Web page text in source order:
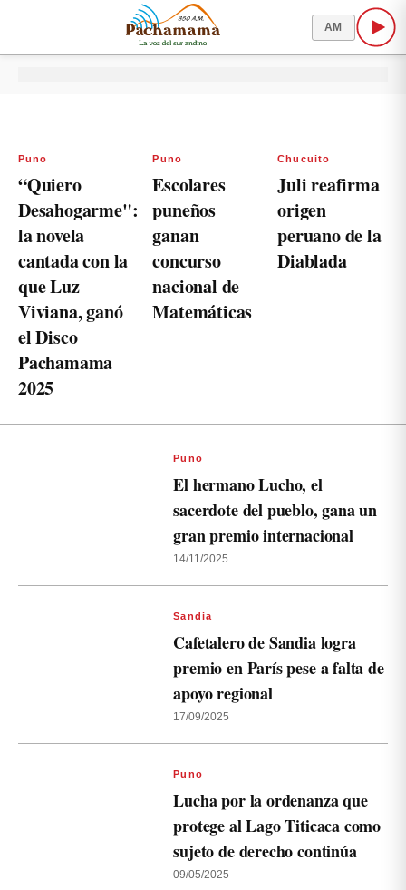
AM
Puno
“Quiero
Desahogarme":
la novela
cantada con la
que Luz
Viviana, ganó
el Disco
Pachamama
2025
Puno
Escolares
puneños
ganan
concurso
nacional de
Matemáticas
Chucuito
Juli reafirma
origen
peruano de la
Diablada
Puno
El hermano Lucho, el
sacerdote del pueblo, gana un
gran premio internacional
14/11/2025
Sandia
Cafetalero de Sandia logra
premio en París pese a falta de
apoyo regional
17/09/2025
Puno
Lucha por la ordenanza que
protege al Lago Titicaca como
sujeto de derecho continúa
09/05/2025